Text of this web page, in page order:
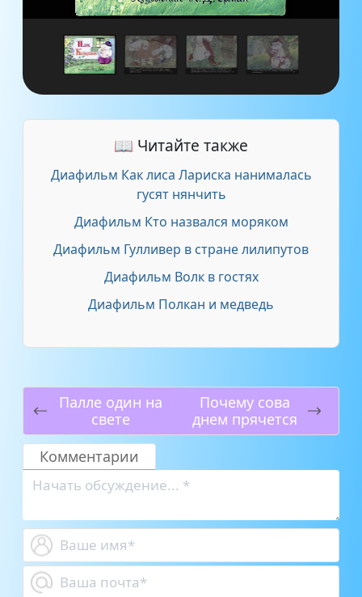
📖 Читайте также
Диафильм Как лиса Лариска нанималась
гусят нянчить
Диафильм Кто назвался моряком
Диафильм Гулливер в стране лилипутов
Диафильм Волк в гостях
Диафильм Полкан и медведь
Палле один на
свете
Почему сова
днем прячется
Комментарии